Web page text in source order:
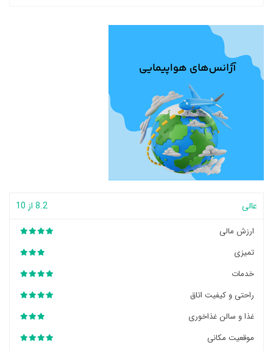
عالی 8.2 از 10
ارزش مالی
تمیزی
خدمات
راحتی و کیفیت اتاق
غذا و سالن غذاخوری
موقعیت مکانی